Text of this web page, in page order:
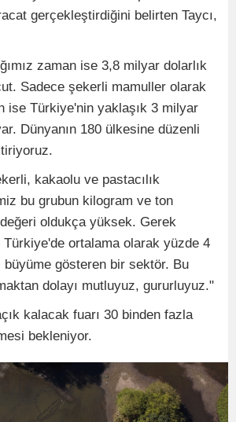
gerçekleştirdiğini belirten Taycı,
zaman ise 3,8 milyar dolarlık
Sadece şekerli mamuller olarak
ise Türkiye'nin yaklaşık 3 milyar
Dünyanın 180 ülkesine düzenli
kakaolu ve pastacılık
bu grubun kilogram ve ton
oldukça yüksek. Gerek
ortalama olarak yüzde 4
büyüme gösteren bir sektör. Bu
dolayı mutluyuz, gururluyuz."
kalacak fuarı 30 binden fazla
bekleniyor.